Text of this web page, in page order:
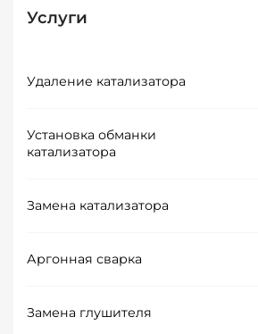
Услуги
Удаление катализатора
Установка обманки
катализатора
Замена катализатора
Аргонная сварка
Замена глушителя